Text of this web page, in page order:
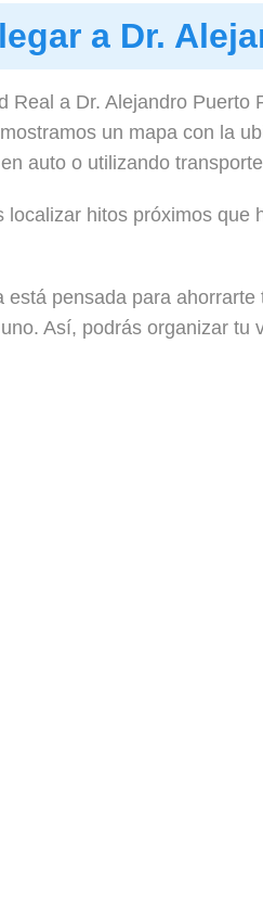
a Dr.
Real a Dr. Alejandro
un mapa con la
auto o utilizando
localizar hitos próximos que
está pensada para
Así, podrás organizar tu